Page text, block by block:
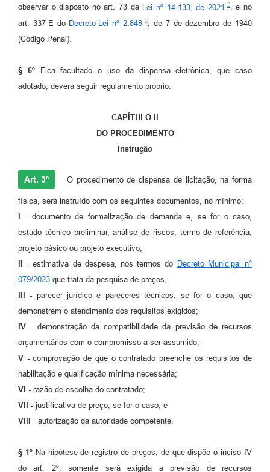
observar o disposto no art. 73 da
Lei nº 14.133, de 2021
, e no
art. 337-E do Decreto-Lei nº 2.848
, de 7 de dezembro de 1940
(Código Penal).
§ 6ºFica facultado o uso da dispensa eletrônica, que caso
adotado, deverá seguir regulamento próprio.
CAPÍTULO II
DO PROCEDIMENTO
Instrução
Art. 3º O procedimento de dispensa de licitação, na forma
física, será instruído com os seguintes documentos, no mínimo:
I -documento de formalização de demanda e, se for o caso,
estudo técnico preliminar, análise de riscos, termo de referência,
projeto básico ou projeto executivo;
II -estimativa de despesa, nos termos do Decreto Municipal nº
079/2023 que trata da pesquisa de preços,
III -parecer jurídico e pareceres técnicos, se for o caso, que
demonstrem o atendimento dos requisitos exigidos;
IV -demonstração da compatibilidade da previsão de recursos
orçamentários com o compromisso a ser assumido;
V -comprovação de que o contratado preenche os requisitos de
habilitação e qualificação mínima necessária;
VI -razão de escolha do contratado;
VII -justificativa de preço, se for o caso; e
VIII -autorização da autoridade competente.
§ 1ºNa hipótese de registro de preços, de que dispõe o inciso IV
do art. 2º, somente será exigida a previsão de recursos